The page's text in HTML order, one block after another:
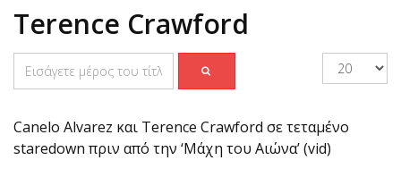
Terence Crawford
Canelo Alvarez και Terence Crawford σε τεταμένο
staredown πριν από την ‘Μάχη του Αιώνα’ (vid)